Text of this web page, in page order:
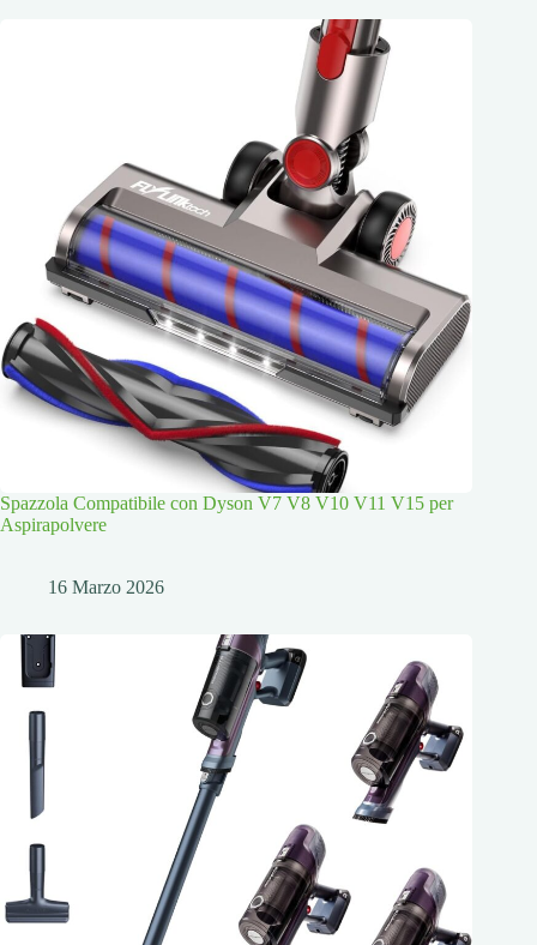
Spazzola Compatibile con Dyson V7 V8 V10 V11 V15 per
Aspirapolvere
16 Marzo 2026